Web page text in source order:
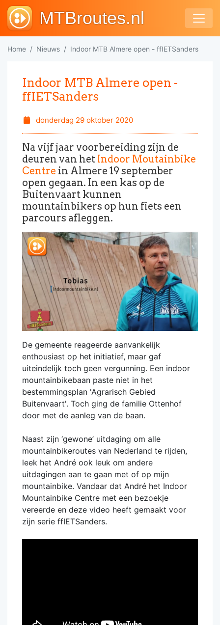
MTBroutes.nl
Home Nieuws Indoor MTB Almere open - ffIETSanders
Indoor MTB Almere open -
ffIETSanders
donderdag 29 oktober 2020
Na vijf jaar voorbereiding zijn de
deuren van het Indoor Moutainbike
Centre in Almere 19 september
open gegaan. In een kas op de
Buitenvaart kunnen
mountainbikers op hun fiets een
parcours afleggen.
De gemeente reageerde aanvankelijk
enthousiast op het initiatief, maar gaf
uiteindelijk toch geen vergunning. Een indoor
mountainbikebaan paste niet in het
bestemmingsplan 'Agrarisch Gebied
Buitenvaart'. Toch ging de familie Ottenhof
door met de aanleg van de baan.
Naast zijn ‘gewone’ uitdaging om alle
mountainbikeroutes van Nederland te rijden,
leek het André ook leuk om andere
uitdagingen aan te gaan met of op mijn
mountainbike. Vandaar dat André het Indoor
Mountainbike Centre met een bezoekje
vereerde en deze video heeft gemaakt voor
zijn serie ffIETSanders.